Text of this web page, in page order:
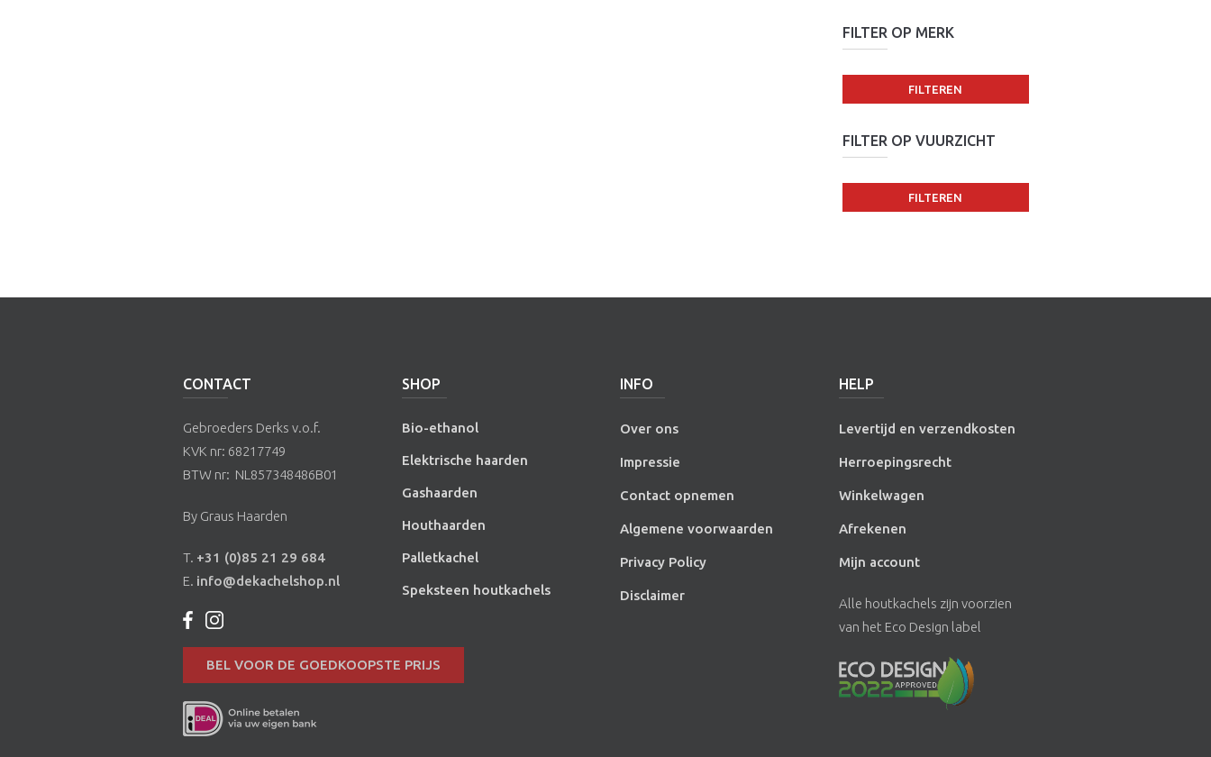
FILTER OP MERK
FILTEREN
FILTER OP VUURZICHT
FILTEREN
CONTACT
Gebroeders Derks v.o.f.
KVK nr: 68217749
BTW nr: NL857348486B01
By Graus Haarden
T. +31 (0)85 21 29 684
E. info@dekachelshop.nl
BEL VOOR DE GOEDKOOPSTE PRIJS
SHOP
Bio-ethanol
Elektrische haarden
Gashaarden
Houthaarden
Palletkachel
Speksteen houtkachels
INFO
Over ons
Impressie
Contact opnemen
Algemene voorwaarden
Privacy Policy
Disclaimer
HELP
Levertijd en verzendkosten
Herroepingsrecht
Winkelwagen
Afrekenen
Mijn account
Alle houtkachels zijn voorzien
van het Eco Design label